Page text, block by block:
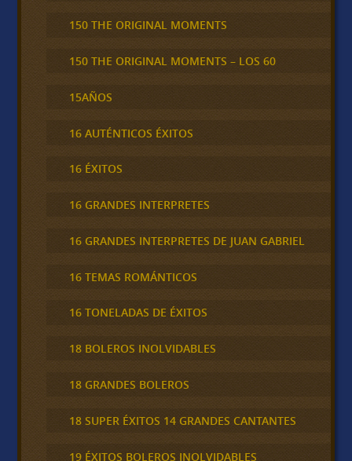
150 THE ORIGINAL MOMENTS
150 THE ORIGINAL MOMENTS – LOS 60
15AÑOS
16 AUTÉNTICOS ÉXITOS
16 ÉXITOS
16 GRANDES INTERPRETES
16 GRANDES INTERPRETES DE JUAN GABRIEL
16 TEMAS ROMÁNTICOS
16 TONELADAS DE ÉXITOS
18 BOLEROS INOLVIDABLES
18 GRANDES BOLEROS
18 SUPER ÉXITOS 14 GRANDES CANTANTES
19 ÉXITOS BOLEROS INOLVIDABLES